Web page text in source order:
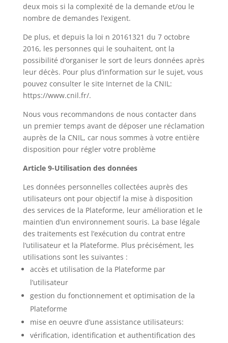
deux mois si la complexité de la demande et/ou le
nombre de demandes l’exigent.
De plus, et depuis la loi n 20161321 du 7 octobre
2016, les personnes qui le souhaitent, ont la
possibilité d’organiser le sort de leurs données après
leur décès. Pour plus d’information sur le sujet, vous
pouvez consulter le site Internet de la CNIL:
https://www.cnil.fr/.
Nous vous recommandons de nous contacter dans
un premier temps avant de déposer une réclamation
auprès de la CNIL, car nous sommes à votre entière
disposition pour régler votre problème
Article 9-Utilisation des données
Les données personnelles collectées auprès des
utilisateurs ont pour objectif la mise à disposition
des services de la Plateforme, leur amélioration et le
maintien d’un environnement souris. La base légale
des traitements est l’exécution du contrat entre
l’utilisateur et la Plateforme. Plus précisément, les
utilisations sont les suivantes :
accès et utilisation de la Plateforme par
l’utilisateur
gestion du fonctionnement et optimisation de la
Plateforme
mise en oeuvre d’une assistance utilisateurs:
vérification, identification et authentification des